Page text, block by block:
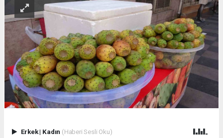
Erkek| Kadın (Haberi Sesli Oku)